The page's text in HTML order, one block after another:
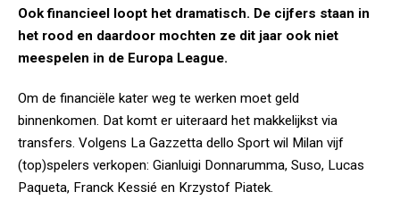
Ook financieel loopt het dramatisch. De cijfers staan in
het rood en daardoor mochten ze dit jaar ook niet
meespelen in de Europa League.
Om de financiële kater weg te werken moet geld
binnenkomen. Dat komt er uiteraard het makkelijkst via
transfers. Volgens La Gazzetta dello Sport wil Milan vijf
(top)spelers verkopen: Gianluigi Donnarumma, Suso, Lucas
Paqueta, Franck Kessié en Krzystof Piatek.